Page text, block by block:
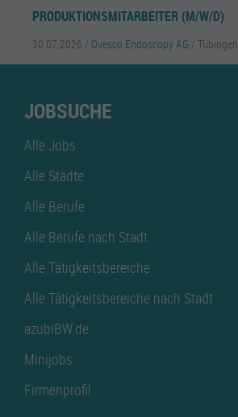
PRODUKTIONSMITARBEITER (M/W/D)
30.07.2026 / Ovesco Endoscopy AG / Tübingen
JOBSUCHE
Alle Jobs
Alle Städte
Alle Berufe
Alle Berufe nach Stadt
Alle Tätigkeitsbereiche
Alle Tätigkeitsbereiche nach Stadt
azubiBW.de
Minijobs
Firmenprofil